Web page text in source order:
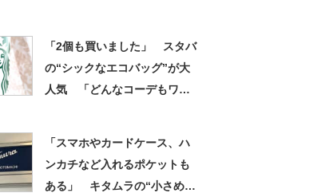
「2個も買いました」 スタバ
の“シックなエコバッグ”が大
人気 「どんなコーデもワン
「スマホやカードケース、ハ
ンカチなど入れるポケットも
ある」 キタムラの“小さめシ